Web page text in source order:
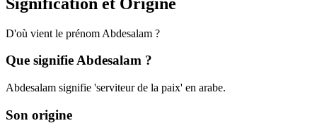
D'où vient le prénom Abdesalam ?
Que signifieAbdesalam ?
Abdesalam signifie 'serviteur de la paix' en arabe.
Son origine